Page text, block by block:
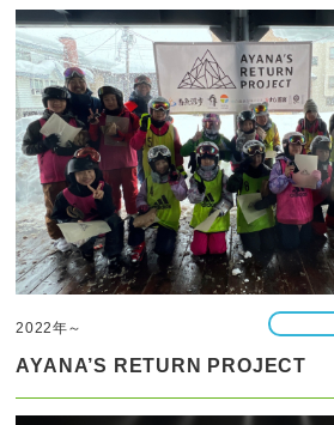
2022年～
AYANA’S RETURN PROJECT